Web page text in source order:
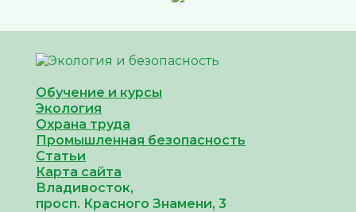
Обучение и курсы
Экология
Охрана труда
Промышленная безопасность
Cтатьи
Карта сайта
Владивосток,
просп. Красного Знамени, 3